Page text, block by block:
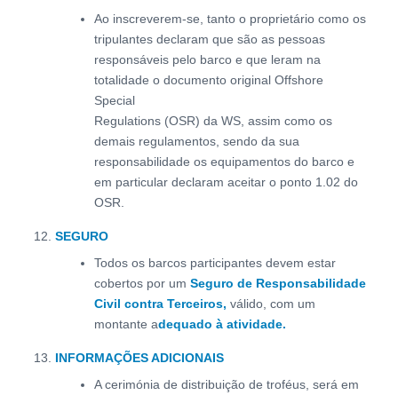
Ao inscreverem-se, tanto o proprietário como os
tripulantes declaram que são as pessoas
responsáveis pelo barco e que leram na
totalidade o documento original Offshore
Special
Regulations (OSR) da WS, assim como os
demais regulamentos, sendo da sua
responsabilidade os equipamentos do barco e
em particular declaram aceitar o ponto 1.02 do
OSR.
SEGURO
Todos os barcos participantes devem estar
cobertos por um Seguro de Responsabilidade
Civil contra Terceiros, válido, com um
montante adequado à atividade.
INFORMAÇÕES ADICIONAIS
A cerimónia de distribuição de troféus, será em